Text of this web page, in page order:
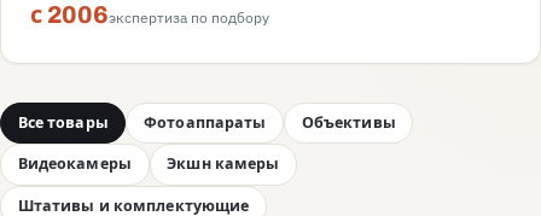
с 2006экспертиза по подбору
Все товары Фотоаппараты Объективы
Видеокамеры Экшн камеры
Штативы и комплектующие